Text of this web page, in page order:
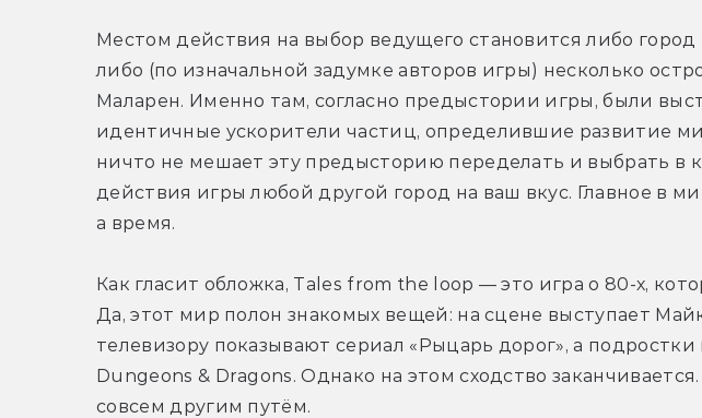
Местом действия на выбор ведущего становится либо
либо (по изначальной задумке авторов игры) несколько
Маларен. Именно там, согласно предыстории игры, были
идентичные ускорители частиц, определившие развитие
ничто не мешает эту предысторию переделать и выбрать в
действия игры любой другой город на ваш вкус. Главное в
а время.
Как гласит обложка, Tales from the loop — это игра о 80-х,
Да, этот мир полон знакомых вещей: на сцене выступает
телевизору показывают сериал «Рыцарь дорог», а подростки
Dungeons & Dragons. Однако на этом сходство
совсем другим путём.